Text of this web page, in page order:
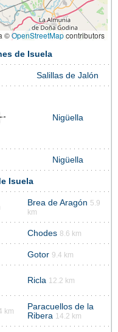
©OpenStreetMapcontributors
de Isuela
Salillas de Jalón
Nigüella
Nigüella
Isuela
Brea de Aragón 5.9
km
Chodes 8.6 km
Gotor 9.4 km
Ricla 12.2 km
km
Paracuellos de la
Ribera 14.2 km